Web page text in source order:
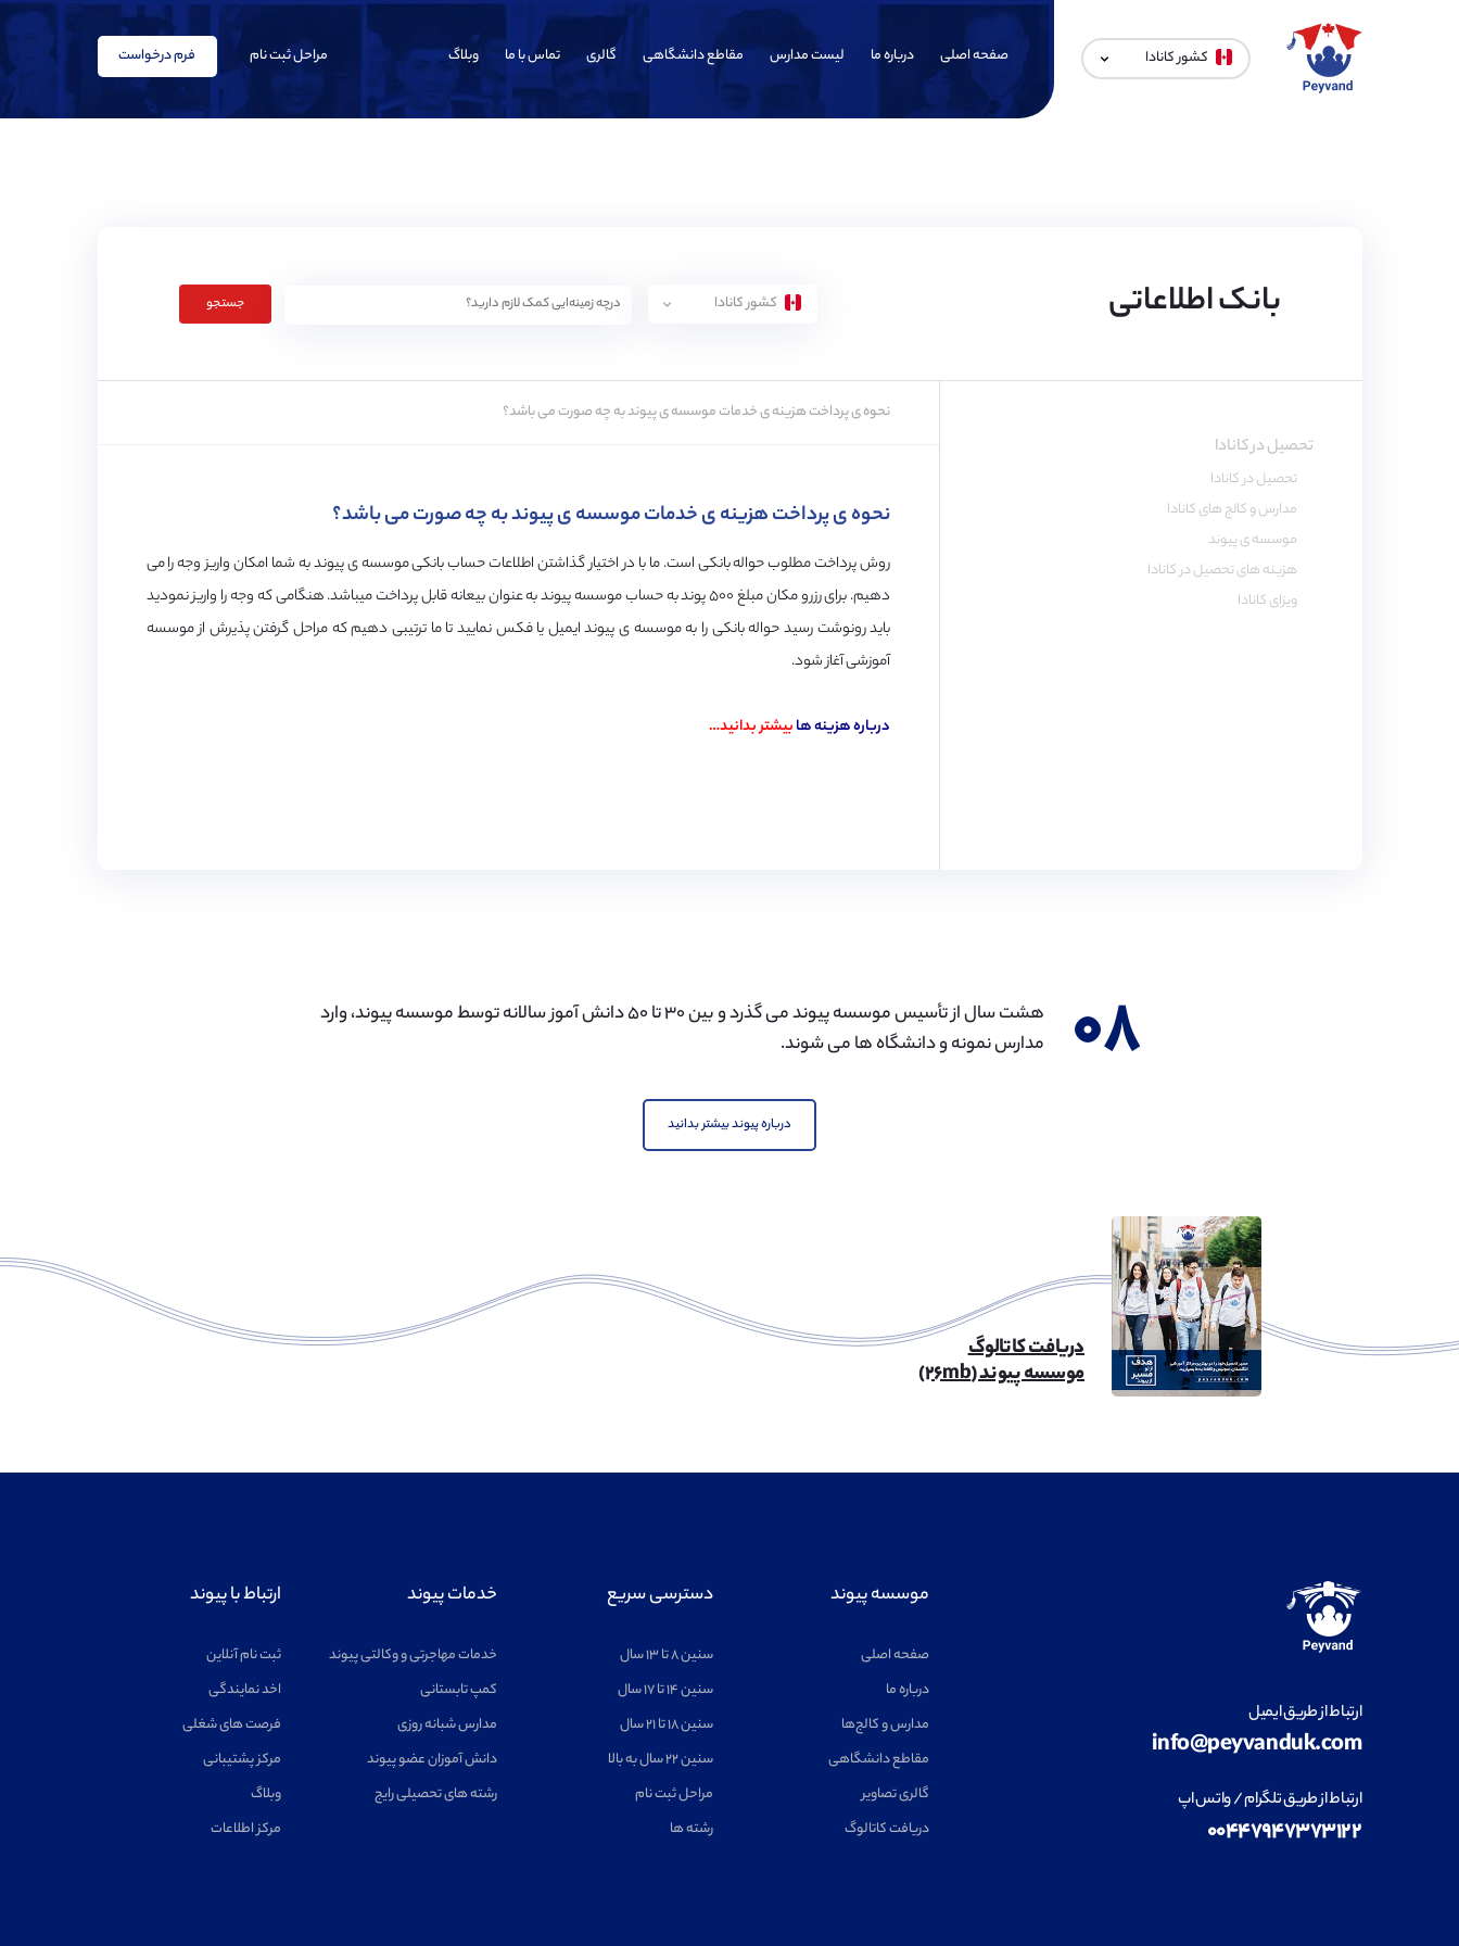
کشور کانادا صفحه اصلی درباره ما لیست مدارس مقاطع دانشگاهی گالری تماس با ما وبلاگ مراحل ثبت نام فرم درخواست
بانک اطلاعاتی جستجو کشور کانادا
تحصیل در کانادا
تحصیل در کانادا
مدارس و کالج های کانادا
موسسه ی پیوند
هزینه های تحصیل در کانادا
ویزای کانادا
نحوه ی پرداخت هزینه ی خدمات موسسه ی پیوند به چه صورت می باشد؟
نحوه ی پرداخت هزینه ی خدمات موسسه ی پیوند به چه صورت می باشد؟
روش پرداخت مطلوب حواله بانکی است. ما با در اختیار گذاشتن اطلاعات حساب بانکی موسسه ی پیوند به شما امکان واریز وجه را می
دهیم. برای رزرو مکان مبلغ ۵۰۰ پوند به حساب موسسه پیوند به عنوان بیعانه قابل پرداخت میباشد. هنگامی که وجه را واریز نمودید
باید رونوشت رسید حواله بانکی را به موسسه ی پیوند ایمیل یا فکس نمایید تا ما ترتیبی دهیم که مراحل گرفتن پذیرش از موسسه
آموزشی آغاز شود.
درباره هزینه هابیشتر بدانید…
۰۸
هشت سال از تأسیس موسسه پیوند می گذرد و بین ۳۰ تا ۵۰ دانش آموز سالانه توسط موسسه پیوند، وارد
مدارس نمونه و دانشگاه ها می شوند.
درباره پیوند بیشتر بدانید
دریافت کاتالوگ
موسسه پیوند (۲۶mb)
ارتباط از طریق ایمیل
info@peyvanduk.com
ارتباط از طریق تلگرام / واتس اپ
۰۰۴۴۷۹۴۷۳۷۳۱۲۲
موسسه پیوند
صفحه اصلی
درباره ما
مدارس و کالج‌ها
مقاطع دانشگاهی
گالری تصاویر
دریافت کاتالوگ
دسترسی سریع
سنین ۸ تا ۱۳ سال
سنین ۱۴ تا ۱۷ سال
سنین ۱۸ تا ۲۱ سال
سنین ۲۲ سال به بالا
مراحل ثبت نام
رشته ها
خدمات پیوند
خدمات مهاجرتی و وکالتی پیوند
کمپ تابستانی
مدارس شبانه روزی
دانش آموزان عضو پیوند
رشته های تحصیلی رایج
ارتباط با پیوند
ثبت نام آنلاین
اخد نمایندگی
فرصت های شغلی
مرکز پشتیبانی
وبلاگ
مرکز اطلاعات